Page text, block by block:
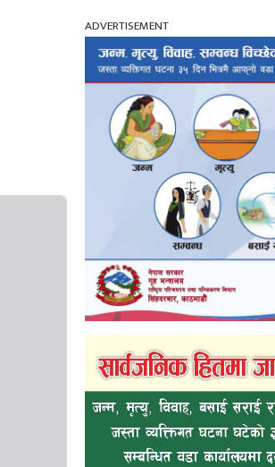
ADVERTISEMENT